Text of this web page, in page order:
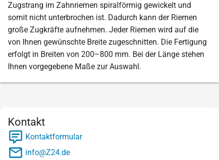
Zugstrang im Zahnriemen spiralförmig gewickelt und
somit nicht unterbrochen ist. Dadurch kann der Riemen
große Zugkräfte aufnehmen. Jeder Riemen wird auf die
von Ihnen gewünschte Breite zugeschnitten. Die Fertigung
erfolgt in Breiten von 200–800 mm. Bei der Länge stehen
Ihnen vorgegebene Maße zur Auswahl.
Kontakt
Kontaktformular
info@Z24.de